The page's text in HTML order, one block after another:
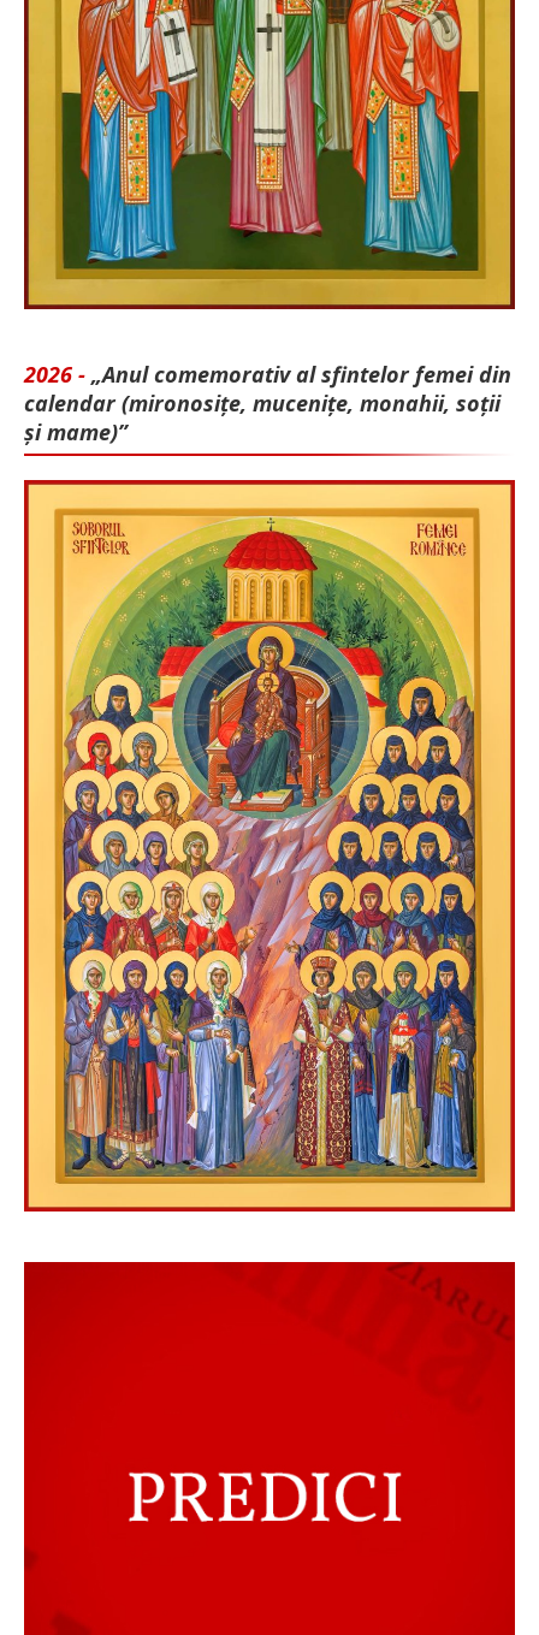
2026 - „Anul comemorativ al sfintelor femei din
calendar (mironosițe, mu­cenițe, monahii, soții
și mame)”